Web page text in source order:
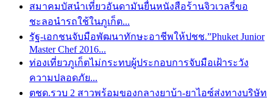
สมาคมบัสนำเที่ยวอันดามันยื่นหนังสือร้านจิวเวลรี่ขอ
ชะลอนำรถใช้ในภูเก็ต...
รัฐ-เอกชนจับมือพัฒนาทักษะอาชีพให้ปชช.”Phuket Junior
Master Chef 2016...
ท่องเที่ยวภูเก็ตไม่กระทบผู้ประกอบการจับมือเฝ้าระวัง
ความปลอดภัย...
ตชด.รวบ 2 สาวพร้อมของกลางยาบ้า-ยาไอซ์ส่งทางบริษัท